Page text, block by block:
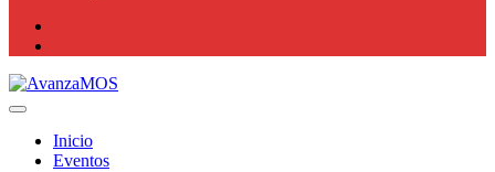
Inicio
Eventos